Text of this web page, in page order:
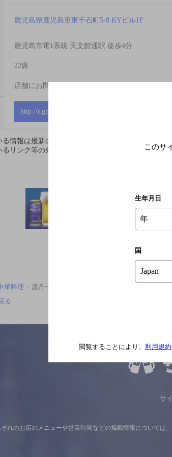
鹿児島県鹿児島市東千石町5-8 KYビル1F
鹿児島市電1系統 天文館通駅 徒歩4分
22席
店舗にお問い合わせください
http://r.gnavi.co.jp/7563384
情報は最新の内容と異なる場合があります。詳し
リンク等の外部コンテンツはお客様のご判断でご
華料理
凛丹一壺坊
る
サ
れのお店のメニューや営業時間などの掲載情報については、
このサ
生年月日
年
国
閲覧することにより、 利用規約